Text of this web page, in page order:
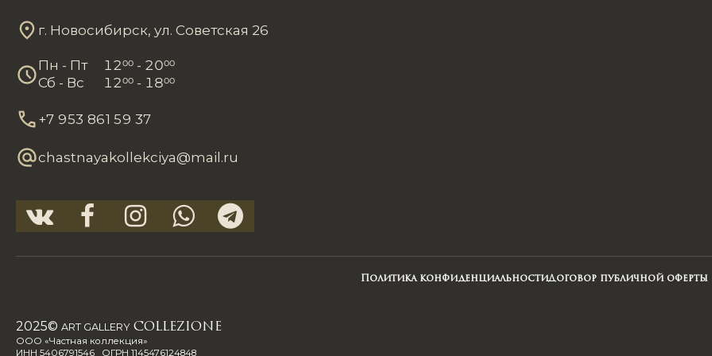
г. Новосибирск, ул. Советская 26
Пн - Пт 1200 - 2000
Сб - Вс
1200 - 1800
+7 953 861 59 37
chastnayakollekciya@mail.ru
Политика конфиденциальностиДоговор публичной оферты
2025© ART GALLERY COLLEZIONE
ООО «Частная коллекция»
ИНН 5406791546 ОГРН 1145476124848